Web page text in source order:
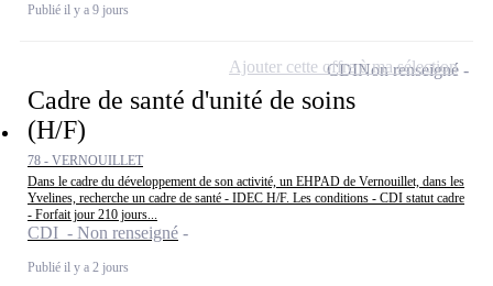
Publié il y a 9 jours
Cadre de santé d'unité de soins
(H/F)
78 - VERNOUILLET
Dans le cadre du développement de son activité, un EHPAD de Vernouillet, dans les
Yvelines, recherche un cadre de santé - IDEC H/F. Les conditions - CDI statut cadre
- Forfait jour 210 jours...
CDI - Non renseigné
Publié il y a 2 jours
CDINon renseigné
Ajouter cette offre à ma sélection